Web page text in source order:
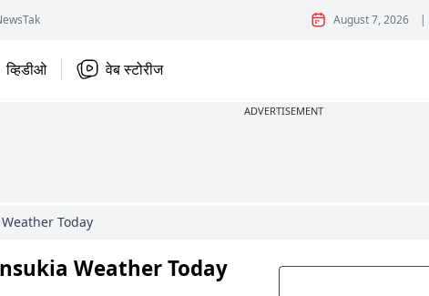
August 7, 2026 |
व्हिडीओ वेब स्टोरीज
ADVERTISEMENT
Today
Weather Today